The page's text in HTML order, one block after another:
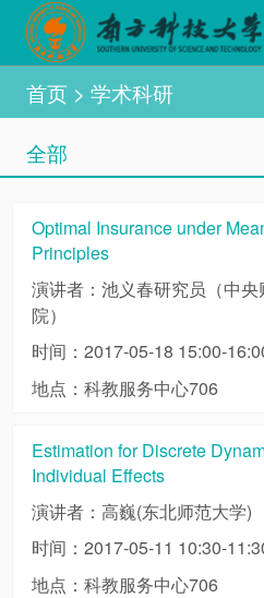
首页> 学术科研
全部
Optimal Insurance under
Principles
演讲者：池义春研究员（中
院）
时间：2017-05-18 15:00-
地点：科教服务中心706
Estimation for Discrete
Individual Effects
演讲者：高巍(东北师范大学)
时间：2017-05-11 10:30-
地点：科教服务中心706